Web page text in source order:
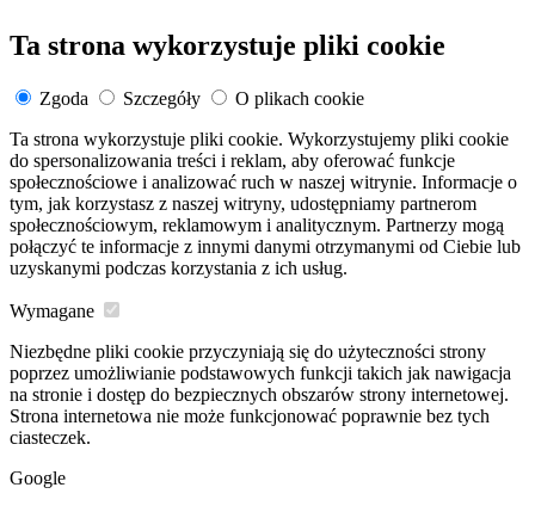
Ta strona wykorzystuje pliki cookie
Zgoda Szczegóły
O plikach cookie
Ta strona wykorzystuje pliki cookie. Wykorzystujemy pliki cookie
do spersonalizowania treści i reklam, aby oferować funkcje
społecznościowe i analizować ruch w naszej witrynie. Informacje o
tym, jak korzystasz z naszej witryny, udostępniamy partnerom
społecznościowym, reklamowym i analitycznym. Partnerzy mogą
połączyć te informacje z innymi danymi otrzymanymi od Ciebie lub
uzyskanymi podczas korzystania z ich usług.
Wymagane
Niezbędne pliki cookie przyczyniają się do użyteczności strony
poprzez umożliwianie podstawowych funkcji takich jak nawigacja
na stronie i dostęp do bezpiecznych obszarów strony internetowej.
Strona internetowa nie może funkcjonować poprawnie bez tych
ciasteczek.
Google